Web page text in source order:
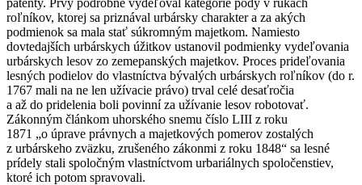
roľníkov, ktorej sa priznával urbársky charakter a za akých
podmienok sa mala stať súkromným majetkom. Namiesto
dovtedajších urbárskych úžitkov ustanovil podmienky vydeľovania
urbárskych lesov zo zemepanských majetkov. Proces prideľovania
lesných podielov do vlastníctva bývalých urbárskych roľníkov (do r.
1767 mali na ne len užívacie právo) trval celé desaťročia
a až do pridelenia boli povinní za užívanie lesov robotovať.
Zákonným článkom uhorského snemu číslo LIII z roku
1871 „o úprave právnych a majetkových pomerov zostalých
z urbárskeho zväzku, zrušeného zákonmi z roku 1848“ sa lesné
prídely stali spoločným vlastníctvom urbariálnych spoločenstiev,
ktoré ich potom spravovali.